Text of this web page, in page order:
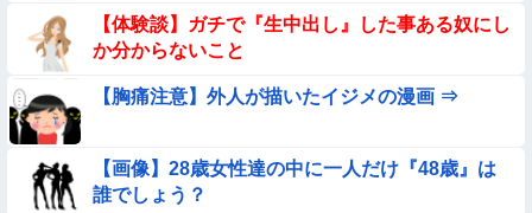
ｗｗｗｗｗｗｗ
【朗報】メンヘラ女の子、可愛すぎると話題にｗｗｗｗｗｗｗ
ｗｗｗｗ
【参考画像】脱がしたら『残念オッパイ』を褒める時の模範解
答
【画像】お前ら、犬にケンカ売られてるけどどうする？
【体験談】ガチで『生中出し』した事ある奴にし
か分からないこと
【胸痛注意】外人が描いたイジメの漫画 ⇒
【画像】28歳女性達の中に一人だけ『48歳』は
誰でしょう？